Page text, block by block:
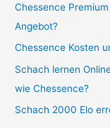
Chessence
Angebot?
Chessence Kosten
Schach lernen
wie Chessence?
Schach 2000 Elo